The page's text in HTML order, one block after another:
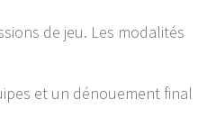
de jeu. Les modalités
et un dénouement final